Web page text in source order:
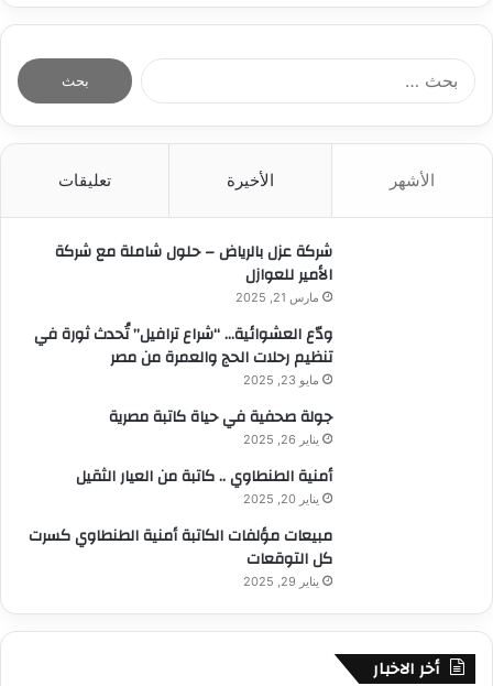
الأشهر الأخيرة تعليقات
شركة عزل بالرياض – حلول شاملة مع شركة
الأمير للعوازل
مارس 21, 2025
ودّع العشوائية… “شراع ترافيل” تُحدث ثورة في
تنظيم رحلات الحج والعمرة من مصر
مايو 23, 2025
جولة صحفية في حياة كاتبة مصرية
يناير 26, 2025
أمنية الطنطاوي .. كاتبة من العيار الثقيل
يناير 20, 2025
مبيعات مؤلفات الكاتبة أمنية الطنطاوي كسرت
كل التوقعات
يناير 29, 2025
أخر الاخبار